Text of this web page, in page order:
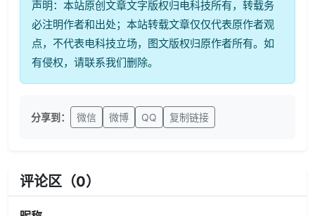
声明：本站原创文章文字版权归电科技所有，转载务
必注明作者和出处；本站转载文章仅仅代表原作者观
点，不代表电科技立场，图文版权归原作者所有。如
有侵权，请联系我们删除。
分享到： 微信 微博 QQ 复制链接
评论区（0）